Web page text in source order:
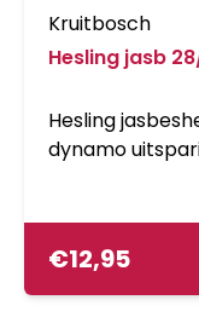
Kruitbosch
Hesling jasb
Hesling
dynamo
€12,95